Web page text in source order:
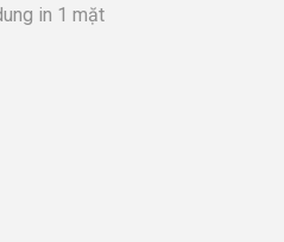
in 1 mặt